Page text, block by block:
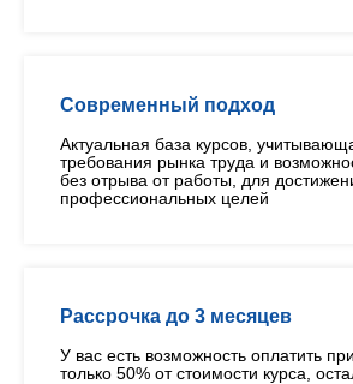
Современный подход
Актуальная база курсов,
требования рынка труда и
без отрыва от работы, для
профессиональных целей
Рассрочка до 3 месяцев
У вас есть возможность оплатить
только 50% от стоимости курса,